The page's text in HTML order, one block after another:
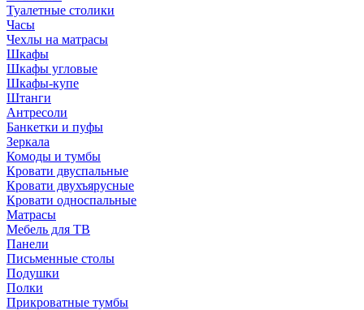
Туалетные столики
Часы
Чехлы на матрасы
Шкафы
Шкафы угловые
Шкафы-купе
Штанги
Антресоли
Банкетки и пуфы
Зеркала
Комоды и тумбы
Кровати двуспальные
Кровати двухъярусные
Кровати односпальные
Матрасы
Мебель для ТВ
Панели
Письменные столы
Подушки
Полки
Прикроватные тумбы